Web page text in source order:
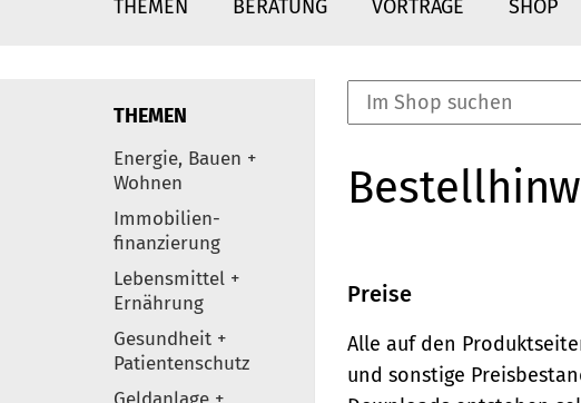
THEMEN BERATUNG VORTRÄGE SHOP
Elemente
THEMEN
Energie, Bauen +
Wohnen
Immobilien-
finanzierung
Lebensmittel +
Ernährung
Gesundheit +
Patientenschutz
Preise
Alle auf den
und sonstige